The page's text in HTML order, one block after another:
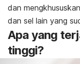
dan
dan sel lain yang
Apa yang
tinggi?